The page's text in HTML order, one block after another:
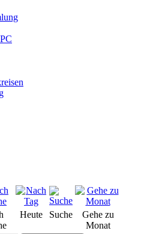
Heute Suche
Gehe zu
Monat